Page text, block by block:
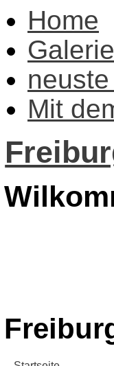
Home
Mit